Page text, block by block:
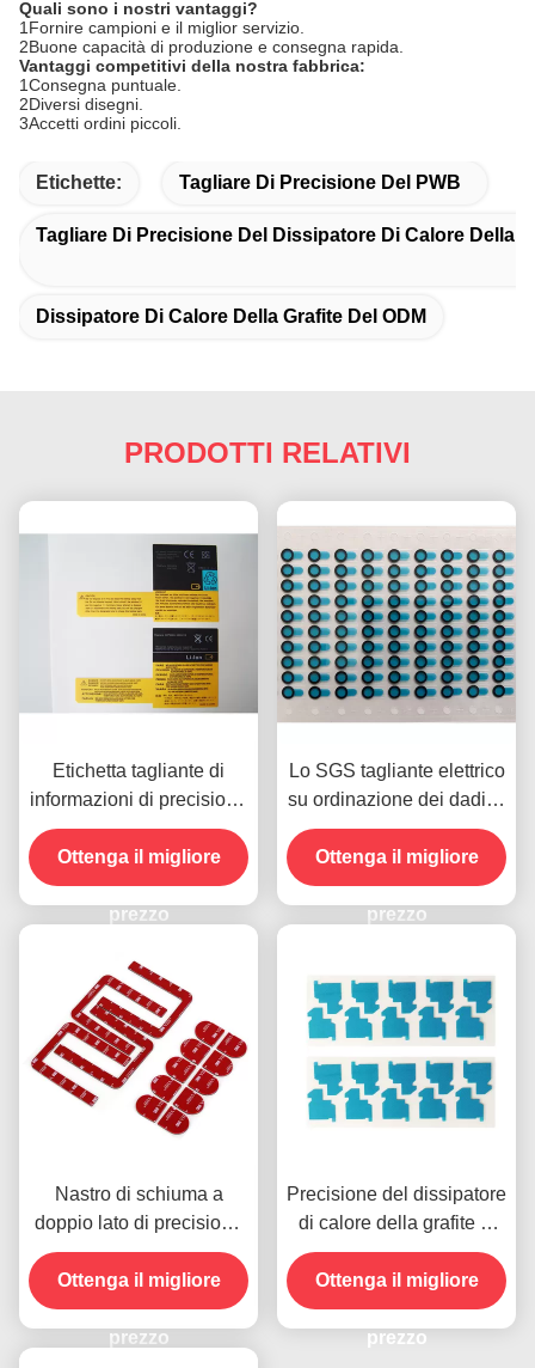
Quali sono i nostri vantaggi?
1Fornire campioni e il miglior servizio.
2Buone capacità di produzione e consegna rapida.
Vantaggi competitivi della nostra fabbrica:
1Consegna puntuale.
2Diversi disegni.
3Accetti ordini piccoli.
Etichette: Tagliare Di Precisione Del PWB
Tagliare Di Precisione Del Dissipatore Di Calore Della
Dissipatore Di Calore Della Grafite Del ODM
PRODOTTI RELATIVI
Etichetta tagliante di
informazioni di precisione
su ordinazione per il
telefono cellulare
Ottenga il migliore
prezzo
Lo SGS tagliante elettrico
su ordinazione dei dadi di
taglio di precisione della
lente di Windows ha
approvato
Ottenga il migliore
prezzo
Nastro di schiuma a
doppio lato di precisione
di taglio a stampo a
laminazione Piastra della
batteria RoHS
Ottenga il migliore
prezzo
Precisione del dissipatore
di calore della grafite di
KHJ che taglia per la
targhetta del telefono
cellulare
Ottenga il migliore
prezzo